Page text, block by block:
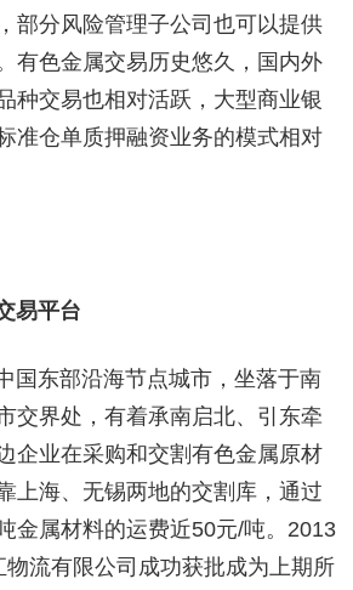
部分风险管理子公司也可以提供
有色金属交易历史悠久，国内外
种交易也相对活跃，大型商业银
准仓单质押融资业务的模式相对
易平台
国东部沿海节点城市，坐落于南
交界处，有着承南启北、引东牵
企业在采购和交割有色金属原材
上海、无锡两地的交割库，通过
金属材料的运费近50元/吨。2013
流有限公司成功获批成为上期所